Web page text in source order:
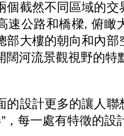
個截然不同區域的
速公路和橋樑, 俯瞰
部大樓的朝向和內
闊河流景觀視野的特
的設計更多的讓人
，每一處有特徵的設